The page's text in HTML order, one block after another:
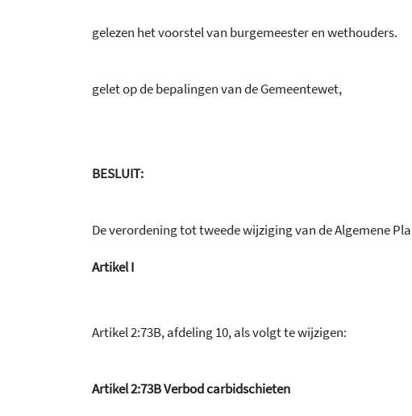
gelezen het voorstel van burgemeester en wethouders.
gelet op de bepalingen van de Gemeentewet,
BESLUIT:
De verordening tot tweede wijziging van de Algemene
ArtikelI
Artikel 2:73B, afdeling 10, als volgt te wijzigen:
Artikel 2:73B Verbod carbidschieten